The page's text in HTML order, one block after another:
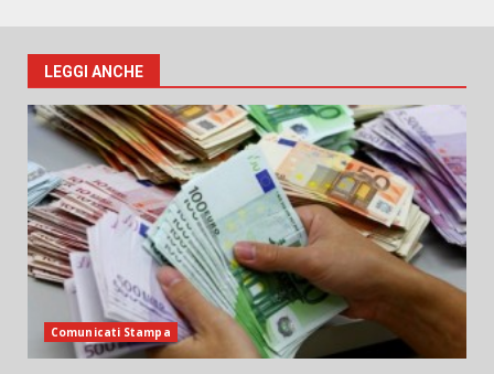
LEGGI ANCHE
Comunicati Stampa